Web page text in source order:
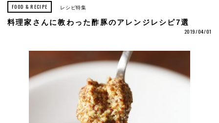
FOOD & RECIPE レシピ特集
料理家さんに教わった酢豚のアレンジレシピ7選
2019/04/01